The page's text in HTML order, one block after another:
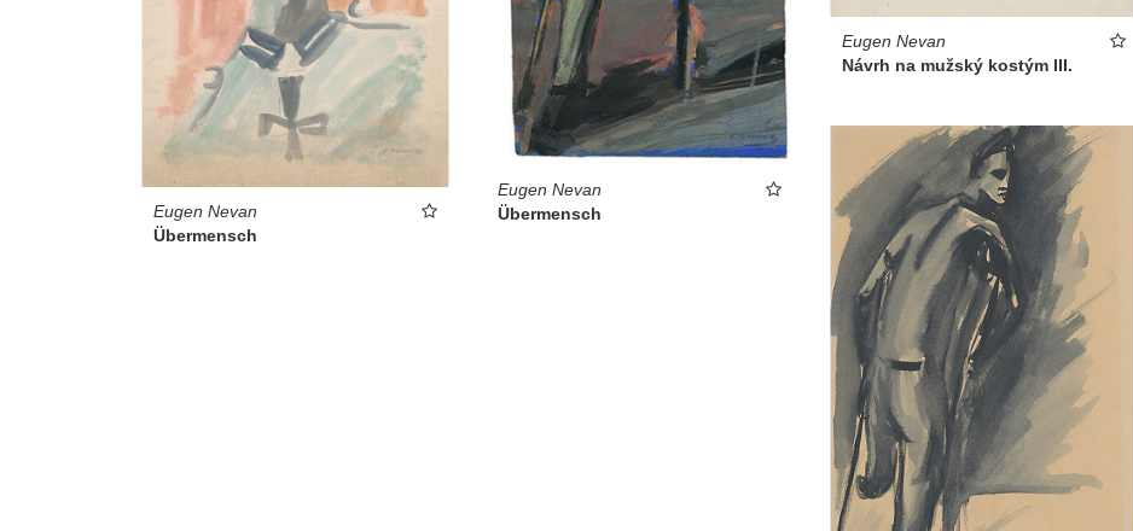
Eugen Nevan
Übermensch
Eugen Nevan
Übermensch
Eugen Nevan
Návrh na mužský kostým III.